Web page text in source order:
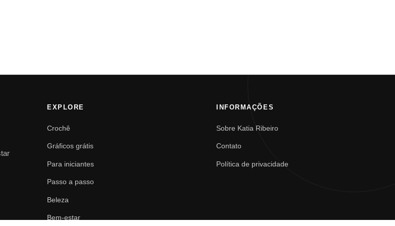
EXPLORE
Crochê
Gráficos grátis
Para iniciantes
Passo a passo
Beleza
Bem-estar
INFORMAÇÕES
Sobre Katia Ribeiro
Contato
Política de privacidade